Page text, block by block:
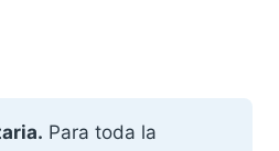
Para toda la